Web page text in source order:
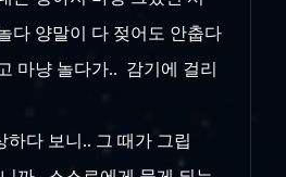
다 양말이 다 젖어도 안춥다
마냥 놀다가.. 감기에 걸리
하다 보니.. 그 때가 그립